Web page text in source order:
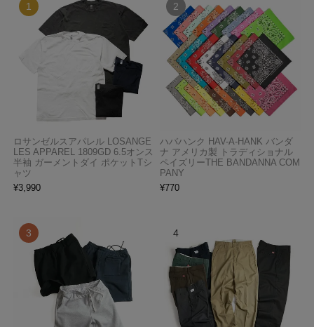
ロサンゼルスアパレル LOSANGE
LES APPAREL 1809GD 6.5オンス
半袖 ガーメントダイ ポケットTシ
ャツ
¥3,990
ハバハンク HAV-A-HANK バンダ
ナ アメリカ製 トラディショナル
ペイズリーTHE BANDANNA COM
PANY
¥770